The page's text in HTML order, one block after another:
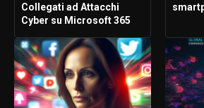
Collegati ad Attacchi
Cyber su Microsoft 365